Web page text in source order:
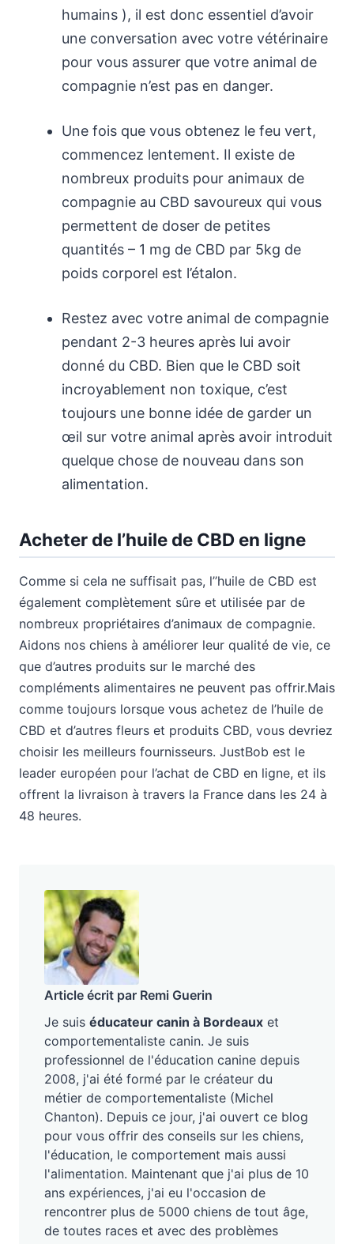
humains ), il est donc essentiel d’avoir
une conversation avec votre vétérinaire
pour vous assurer que votre animal de
compagnie n’est pas en danger.
Une fois que vous obtenez le feu vert,
commencez lentement. Il existe de
nombreux produits pour animaux de
compagnie au CBD savoureux qui vous
permettent de doser de petites
quantités – 1 mg de CBD par 5kg de
poids corporel est l’étalon.
Restez avec votre animal de compagnie
pendant 2-3 heures après lui avoir
donné du CBD. Bien que le CBD soit
incroyablement non toxique, c’est
toujours une bonne idée de garder un
œil sur votre animal après avoir introduit
quelque chose de nouveau dans son
alimentation.
Acheter de l’huile de CBD en ligne
Comme si cela ne suffisait pas, l’’huile de CBD est
également complètement sûre et utilisée par de
nombreux propriétaires d’animaux de compagnie.
Aidons nos chiens à améliorer leur qualité de vie, ce
que d’autres produits sur le marché des
compléments alimentaires ne peuvent pas offrir.Mais
comme toujours lorsque vous achetez de l’huile de
CBD et d’autres fleurs et produits CBD, vous devriez
choisir les meilleurs fournisseurs. JustBob est le
leader européen pour l’achat de CBD en ligne, et ils
offrent la livraison à travers la France dans les 24 à
48 heures.
Article écrit par Remi Guerin
Je suis éducateur canin à Bordeaux et
comportementaliste canin. Je suis
professionnel de l'éducation canine depuis
2008, j'ai été formé par le créateur du
métier de comportementaliste (Michel
Chanton). Depuis ce jour, j'ai ouvert ce blog
pour vous offrir des conseils sur les chiens,
l'éducation, le comportement mais aussi
l'alimentation. Maintenant que j'ai plus de 10
ans expériences, j'ai eu l'occasion de
rencontrer plus de 5000 chiens de tout âge,
de toutes races et avec des problèmes